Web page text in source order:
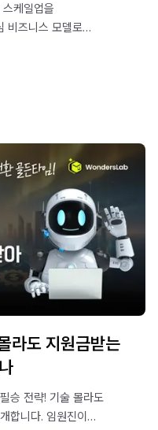
케일업을
비즈니스 모델로
라도 지원금받는
승 전략! 기술 몰라도
합니다. 임원진이